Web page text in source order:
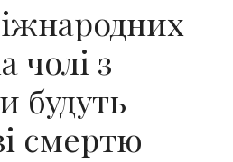
чолі з
будуть
смертю